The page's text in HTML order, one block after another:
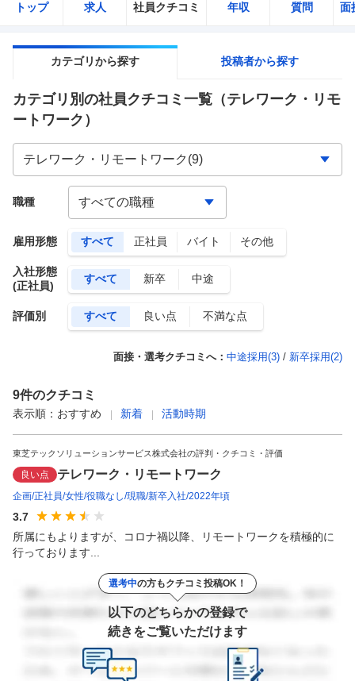
トップ 求人 社員クチコミ 年収 質問 面
カテゴリから探す 投稿者から探す
カテゴリ別の社員クチコミ一覧 （テレワーク・リモ
ートワーク）
雇用形態 すべて 正社員 バイト その他
入社形態
(正社員)
すべて 新卒 中途
評価別 すべて 良い点 不満な点
職種
面接・選考クチコミへ： 中途採用(3) / 新卒採用(2)
9件のクチコミ
表示順： おすすめ 新着 活動時期
東芝テックソリューションサービス株式会社の評判・クチコミ・評価
良い点 テレワーク・リモートワーク
企画 正社員 女性 役職なし 現職 新卒入社 2022年頃
3.7
所属にもよりますが、コロナ禍以降、リモートワークを積極的に
行っております...
選考中の方もクチコミ投稿OK！
以下のどちらかの登録で
続きをご覧いただけます